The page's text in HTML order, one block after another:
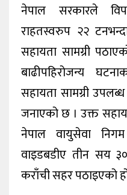
अन्यनेपाल सरकारले
राहतस्वरुप २२
सहायता सामग्री
बाढीपहिरोजन्य
सहायता सामग्री उपलब्ध
जनाएको छ । उक्त
नेपाल वायुसेवा
वाइडबडीए तीन सय
कराँची सहर पठाइएको